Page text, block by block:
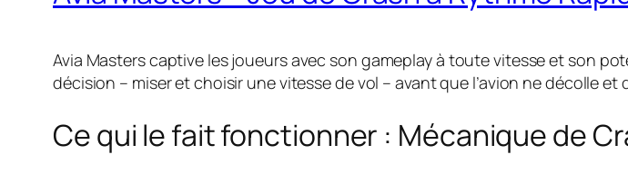
Avia Masters captive les joueurs avec son gameplay à toute vitesse et son
décision – miser et choisir une vitesse de vol – avant que l’avion ne décolle
Ce qui le fait fonctionner : Mécanique de